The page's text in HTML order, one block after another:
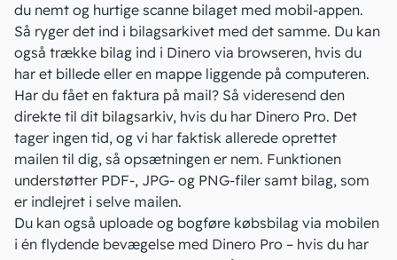
du nemt og hurtige scanne bilaget med mobil-appen.
Så ryger det ind i bilagsarkivet med det samme. Du kan
også trække bilag ind i Dinero via browseren, hvis du
har et billede eller en mappe liggende på computeren.
Har du fået en faktura på mail? Så videresend den
direkte til dit bilagsarkiv, hvis du har Dinero Pro. Det
tager ingen tid, og vi har faktisk allerede oprettet
mailen til dig, så opsætningen er nem. Funktionen
understøtter PDF-, JPG- og PNG-filer samt bilag, som
er indlejret i selve mailen.
Du kan også uploade og bogføre købsbilag via mobilen
i én flydende bevægelse med Dinero Pro – hvis du har